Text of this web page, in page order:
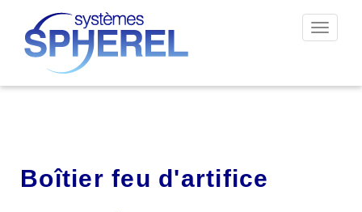
Boîtier feu d'artifice